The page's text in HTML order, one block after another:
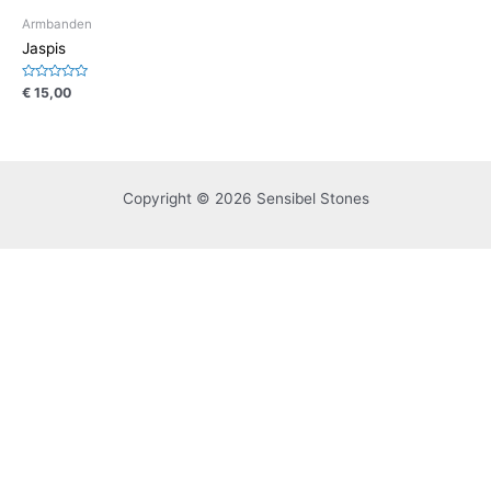
Armbanden
Jaspis
Waardering
0
€ 15,00
Copyright © 2026 Sensibel Stones